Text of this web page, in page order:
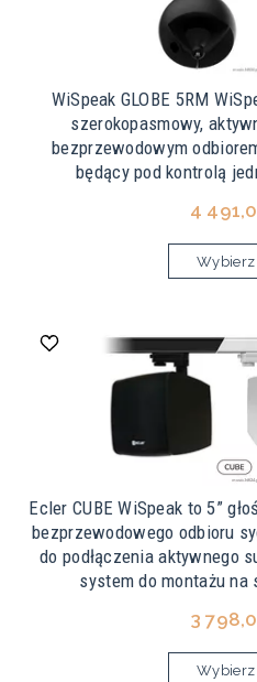
WiSpeak GLOBE 5RM
szerokopasmowy,
bezprzewodowym
będący pod kontrolą
4
Wybierz
Ecler CUBE WiSpeak to 5”
bezprzewodowego odbioru
do podłączenia aktywnego
system do montażu
3
Wybierz